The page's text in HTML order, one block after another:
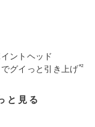
ントヘッド
グイっと引き上げ*²
かします。
と見る